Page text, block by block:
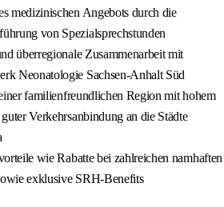
medizinischen Angebots durch die
von Spezialsprechstunden
überregionale Zusammenarbeit mit
Neonatologie Sachsen-Anhalt Süd
familienfreundlichen Region mit hohem
Verkehrsanbindung an die Städte
wie Rabatte bei zahlreichen namhaften
exklusive SRH-Benefits